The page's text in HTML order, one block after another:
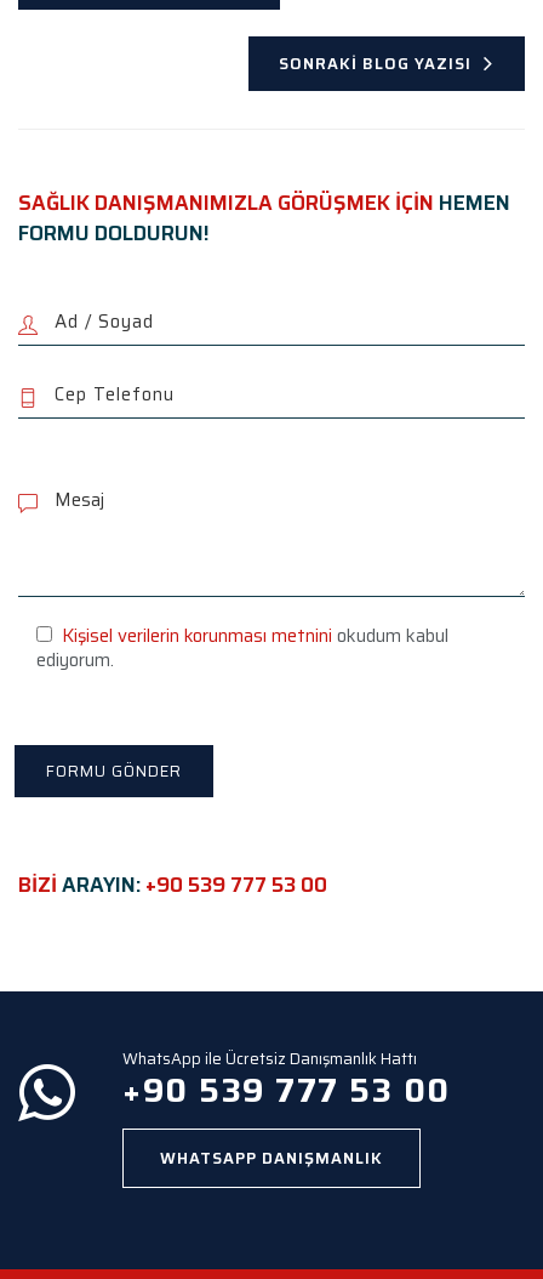
SONRAKI BLOG YAZISI
SAĞLIK DANIŞMANIMIZLA GÖRÜŞMEK İÇİN HEMEN
FORMU DOLDURUN!
l
e
h
s
e
l
p
Kişisel verilerin korunması metnini okudum kabul
ediyorum.
BİZİARAYIN:+90 539 777 53 00
WhatsApp ile Ücretsiz Danışmanlık Hattı
+90 539 777 53 00
WHATSAPP DANIŞMANLIK